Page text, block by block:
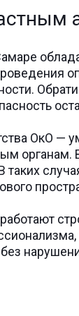
ОкО —
таких